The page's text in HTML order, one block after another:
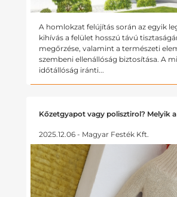
A homlokzat felújítás során az egyik
kihívás a felület hosszú távú
megőrzése, valamint a természeti
szembeni ellenállóság biztosítása. A
időtállóság iránti...
Kőzetgyapot vagy polisztirol? Melyik
2025.12.06 - Magyar Festék Kft.